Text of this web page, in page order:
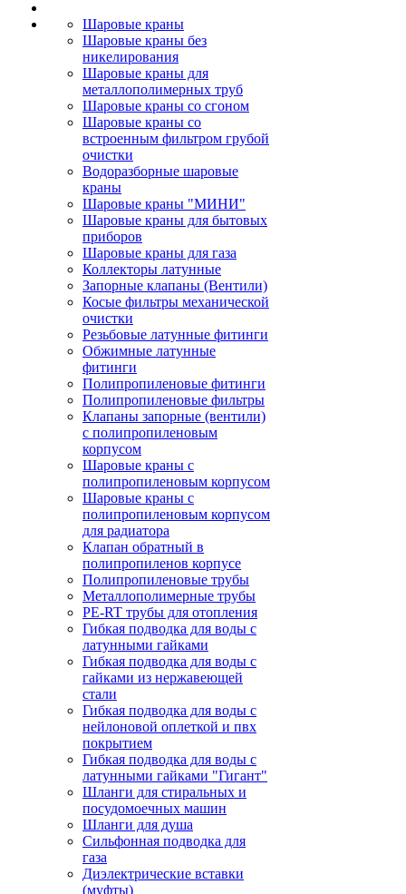
Шаровые краны
Шаровые краны без
никелирования
Шаровые краны для
металлополимерных труб
Шаровые краны со сгоном
Шаровые краны со
встроенным фильтром грубой
очистки
Водоразборные шаровые
краны
Шаровые краны "МИНИ"
Шаровые краны для бытовых
приборов
Шаровые краны для газа
Коллекторы латунные
Запорные клапаны (Вентили)
Косые фильтры механической
очистки
Резьбовые латунные фитинги
Обжимные латунные
фитинги
Полипропиленовые фитинги
Полипропиленовые фильтры
Клапаны запорные (вентили)
с полипропиленовым
корпусом
Шаровые краны с
полипропиленовым корпусом
Шаровые краны с
полипропиленовым корпусом
для радиатора
Клапан обратный в
полипропиленов корпусе
Полипропиленовые трубы
Металлополимерные трубы
PE-RT трубы для отопления
Гибкая подводка для воды с
латунными гайками
Гибкая подводка для воды с
гайками из нержавеющей
стали
Гибкая подводка для воды с
нейлоновой оплеткой и пвх
покрытием
Гибкая подводка для воды с
латунными гайками "Гигант"
Шланги для стиральных и
посудомоечных машин
Шланги для душа
Сильфонная подводка для
газа
Диэлектрические вставки
(муфты)